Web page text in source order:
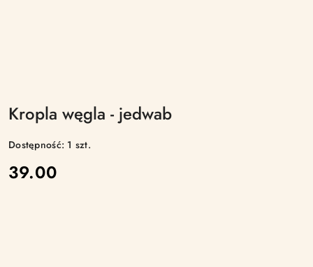
Kropla węgla - jedwab
Dostępność: 1 szt.
cena:
39.00